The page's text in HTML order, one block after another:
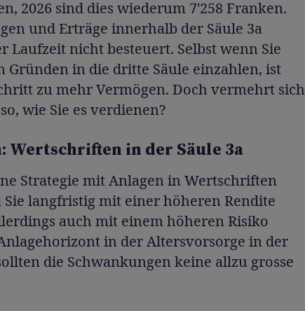
2026 sind dies wiederum 7'258 Franken.
und Erträge innerhalb der Säule 3a
Laufzeit nicht besteuert. Selbst wenn Sie
Gründen in die dritte Säule einzahlen, ist
zu mehr Vermögen. Doch vermehrt sich
wie Sie es verdienen?
Wertschriften in der Säule 3a
Strategie mit Anlagen in Wertschriften
langfristig mit einer höheren Rendite
auch mit einem höheren Risiko
in der Altersvorsorge in der
die Schwankungen keine allzu grosse